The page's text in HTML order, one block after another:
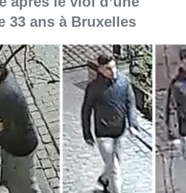
33 ans à Bruxelles